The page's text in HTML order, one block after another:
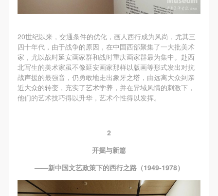
20世纪以来，交通条件的优化，画人西行成为风尚，尤其三
四十年代，由于战争的原因，在中国西部聚集了一大批美术
家，尤以战时延安画家群和战时重庆画家群最为集中。赴西
北写生的美术家虽不像延安画家那样以版画等形式发出对抗
战声援的最强音，仍勇敢地走出象牙之塔，由远离大众到亲
近大众的转变，充实了艺术学养，并在异域风情的刺激下，
他们的艺术技巧得以升华，艺术个性得以发挥。
2
开掘与新篇
——新中国文艺政策下的西行之路（1949-1978）